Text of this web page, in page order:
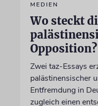
MEDIEN
Wo steckt
Opposition?
Zwei taz-Essays
palästinensischer
Entfremdung in
zugleich einen